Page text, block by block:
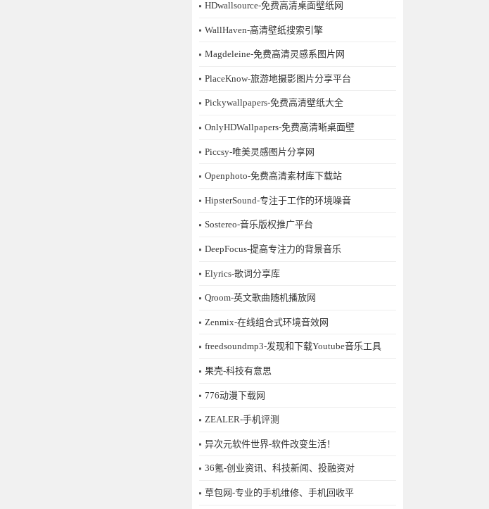
HDwallsource-免费高清桌面壁纸网
WallHaven-高清壁纸搜索引擎
Magdeleine-免费高清灵感系图片网
PlaceKnow-旅游地摄影图片分享平台
Pickywallpapers-免费高清壁纸大全
OnlyHDWallpapers-免费高清晰桌面壁
Piccsy-唯美灵感图片分享网
Openphoto-免费高清素材库下载站
HipsterSound-专注于工作的环境噪音
Sostereo-音乐版权推广平台
DeepFocus-提高专注力的背景音乐
Elyrics-歌词分享库
Qroom-英文歌曲随机播放网
Zenmix-在线组合式环境音效网
freedsoundmp3-发现和下载Youtube音乐工具
果壳-科技有意思
776动漫下载网
ZEALER-手机评测
异次元软件世界-软件改变生活！
36氪-创业资讯、科技新闻、投融资对
草包网-专业的手机维修、手机回收平